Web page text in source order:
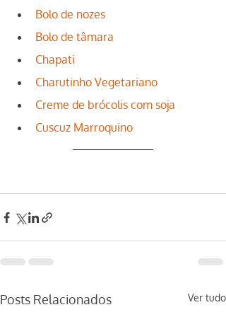
Bolo de nozes
Bolo de tâmara
Chapati
Charutinho Vegetariano
Creme de brócolis com soja
Cuscuz Marroquino
Posts Relacionados Ver tudo